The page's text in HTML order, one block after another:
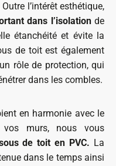
l’intérêt esthétique,
dans l’isolationde
étanchéité et évite la
de toit est également
rôle de protection, qui
dans les combles.
en harmonie avec le
murs, nous vous
de toit en PVC. La
dans le temps ainsi